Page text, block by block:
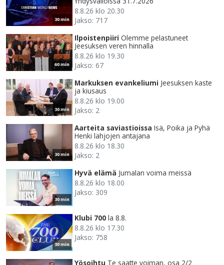
30 min
8.8.26 klo 20.30
Jakso: 717
60 min
Ilpoistenpiiri Olemme pelastuneet
Jeesuksen veren hinnalla
8.8.26 klo 19.30
Jakso: 67
30 min
Markuksen evankeliumi Jeesuksen kaste
ja kiusaus
8.8.26 klo 19.00
Jakso: 2
30 min
Aarteita saviastioissa Isä, Poika ja Pyhä
Henki lahjojen antajana
8.8.26 klo 18.30
Jakso: 2
30 min
Hyvä elämä Jumalan voima meissä
8.8.26 klo 18.00
Jakso: 309
30 min
Klubi 700 la 8.8.
8.8.26 klo 17.30
Jakso: 758
Yösoihtu Te saatte voiman, osa 2/2